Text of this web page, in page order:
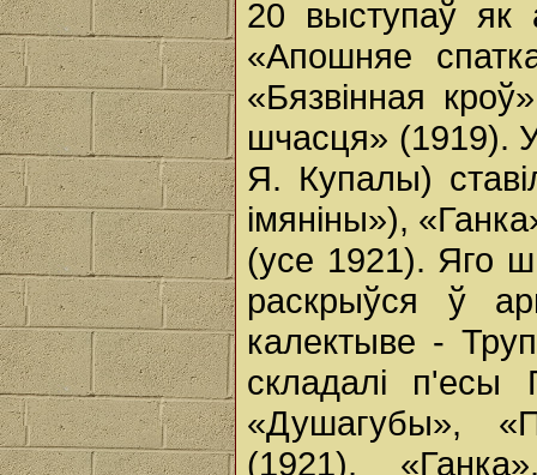
20 выступаў як
«Апошняе
«Бязвінная
шчасця» (1919).
Я. Купалы)
імяніны»),
(усе 1921). Яго
раскрыўся ў
калектыве -
складалі п'есы
«Душагубы»,
(1921),